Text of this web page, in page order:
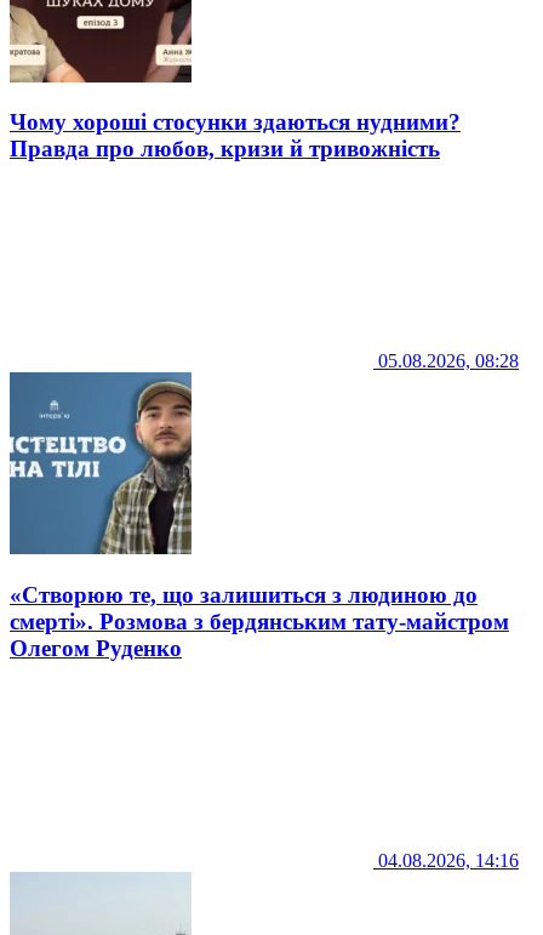
Чому хороші стосунки здаються нудними?
Правда про любов, кризи й тривожність
05.08.2026, 08:28
«Створюю те, що залишиться з людиною до
смерті». Розмова з бердянським тату-майстром
Олегом Руденко
04.08.2026, 14:16